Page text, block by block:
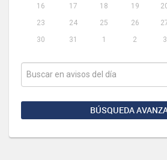
16
17 18 19
23
24 25 26
30
31 1 2 3
BÚSQUEDA